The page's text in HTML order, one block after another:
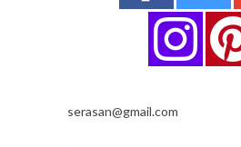
serasan@gmail.com